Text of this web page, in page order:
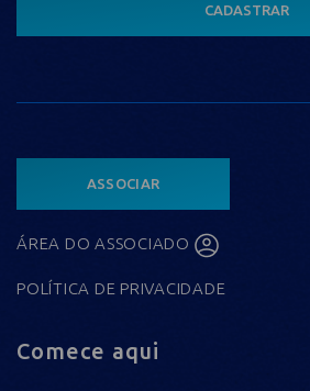
CADASTRAR
ASSOCIAR
ÁREA DO ASSOCIADO
POLÍTICA DE PRIVACIDADE
Comece aqui